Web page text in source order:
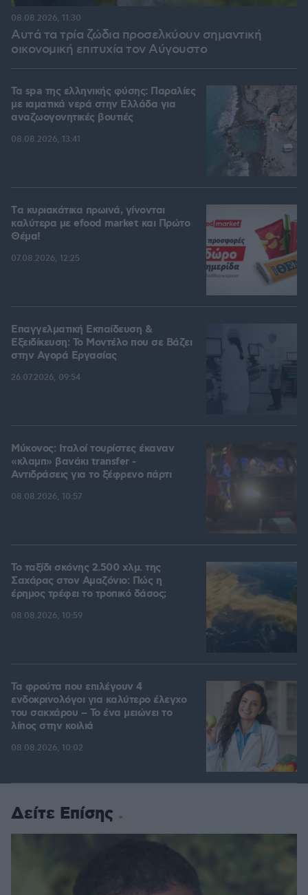
Αυτά τα τρία ζώδια προσελκύουν σημαντική
οικονομική επιτυχία τον Αύγουστο
08.08.2026, 11:30
Τα spa της ελληνικής φύσης: Παραλίες
με ιαματικά νερά στην Ελλάδα για
αναζωογονητικές βουτιές
08.08.2026, 13:41
Tα κυριακάτικα πρωινά, γίνονται
καλύτερα με efood market και Πρώτο
Θέμα!
07.08.2026, 12:25
Επαγγελματική Εκπαίδευση &
Εξειδίκευση: Το Mοντέλο που σε Bάζει
στην Aγορά Eργασίας
26.07.2026, 09:54
Μύκονος: Ιταλοί τουρίστες έκαναν
«κλαμπ» βανάκι transfer -
Αντιδράσεις για το ξέφρενο πάρτι
08.08.2026, 10:57
Το ταξίδι σκόνης 2.500 χλμ. της
Σαχάρας στον Αμαζόνιο: Πώς η
έρημος τρέφει το τροπικό δάσος;
08.08.2026, 10:59
Τα φρούτα που επιλέγουν 4
ενδοκρινολόγοι για καλύτερο έλεγχο
του σακχάρου – Το ένα μειώνει το
λίπος στην κοιλιά
08.08.2026, 10:02
Δείτε Επίσης